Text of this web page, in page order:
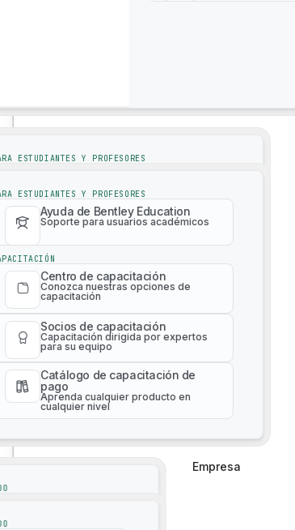
ESTUDIANTES Y PROFESORES
Conozca nuestras opciones de
capacitación
Socios de capacitación
Capacitación dirigida por expertos
para su equipo
Catálogo de capacitación de
pago
Aprenda cualquier producto en
cualquier nivel
ESTUDIANTES Y PROFESORES
Ayuda de Bentley Education
Soporte para usuarios académicos
Centro de capacitación
Conozca nuestras opciones de
capacitación
Socios de capacitación
Capacitación dirigida por expertos
para su equipo
Catálogo de capacitación de
pago
Aprenda cualquier producto en
cualquier nivel
Empresa
4M Analytics
Malla de realidad 3D bajo demanda